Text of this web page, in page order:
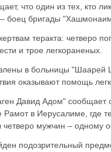
что один из тех, кто
боец бригады
теракта: четверо
и трое легкораненых.
в больницы
оказывают помощь
Давид Адом" сообщает
Рамот в Иерусалиме, где
мужчин – одному
подозрительный